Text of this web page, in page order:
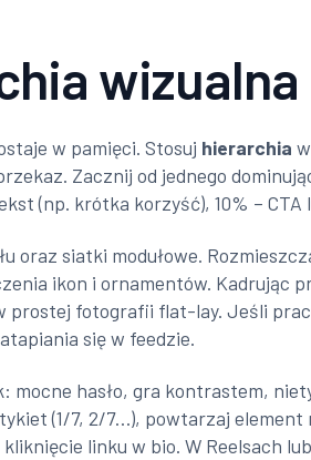
wizualna
w pamięci. Stosuj hierarchia
Zacznij od jednego
(np. krótka korzyść), 10% – CTA
oraz siatki modułowe.
ikon i ornamentów. Kadrując
prostej fotografii flat-lay. Jeśli
się w feedzie.
hasło, gra kontrastem,
(1/7, 2/7…), powtarzaj element
linku w bio. W Reelsach